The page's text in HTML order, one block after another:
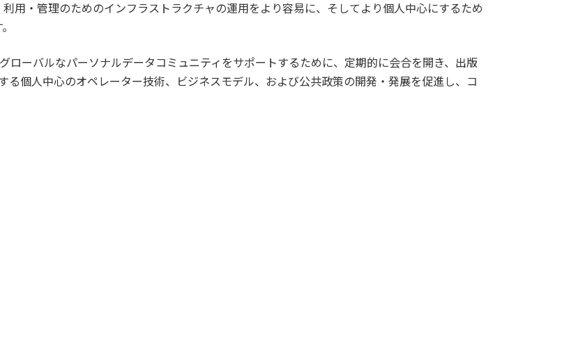
用・管理のためのインフラストラクチャの運用をより容易に、そしてより個人中心にするため
ーバルなパーソナルデータコミュニティをサポートするために、定期的に会合を開き、出版
個人中心のオペレーター技術、ビジネスモデル、および公共政策の開発・発展を促進し、コ